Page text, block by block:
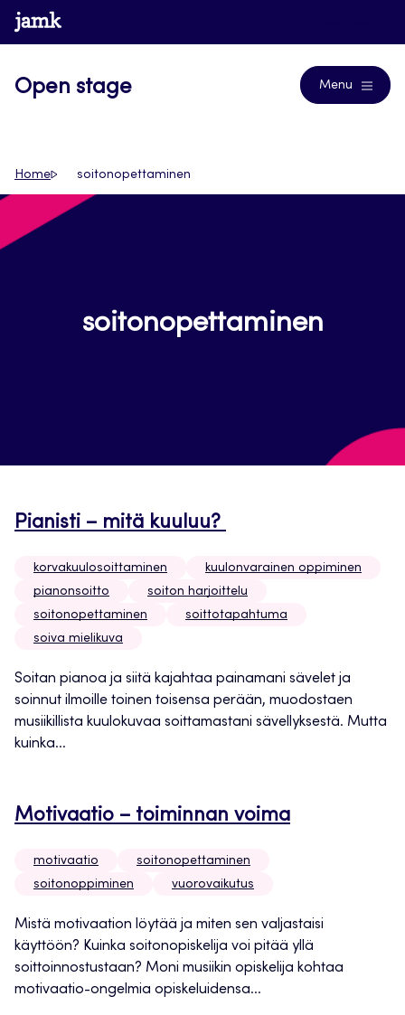
Siirry
suoraan
www.jamk.fi
Open stage Menu
Home soitonopettaminen
soitonopettaminen
Pianisti – mitä kuuluu?
korvakuulosoittaminen
kuulonvarainen oppiminen
pianonsoitto
soiton harjoittelu
soitonopettaminen
soittotapahtuma
soiva mielikuva
Soitan pianoa ja siitä kajahtaa painamani sävelet ja
soinnut ilmoille toinen toisensa perään, muodostaen
musiikillista kuulokuvaa soittamastani sävellyksestä. Mutta
kuinka...
Motivaatio – toiminnan voima
motivaatio
soitonopettaminen
soitonoppiminen
vuorovaikutus
Mistä motivaation löytää ja miten sen valjastaisi
käyttöön? Kuinka soitonopiskelija voi pitää yllä
soittoinnostustaan? Moni musiikin opiskelija kohtaa
motivaatio-ongelmia opiskeluidensa...